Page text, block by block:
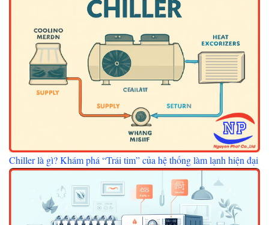
Chiller là gì? Khám phá “Trái tim” của hệ thống làm lạnh hiện đại